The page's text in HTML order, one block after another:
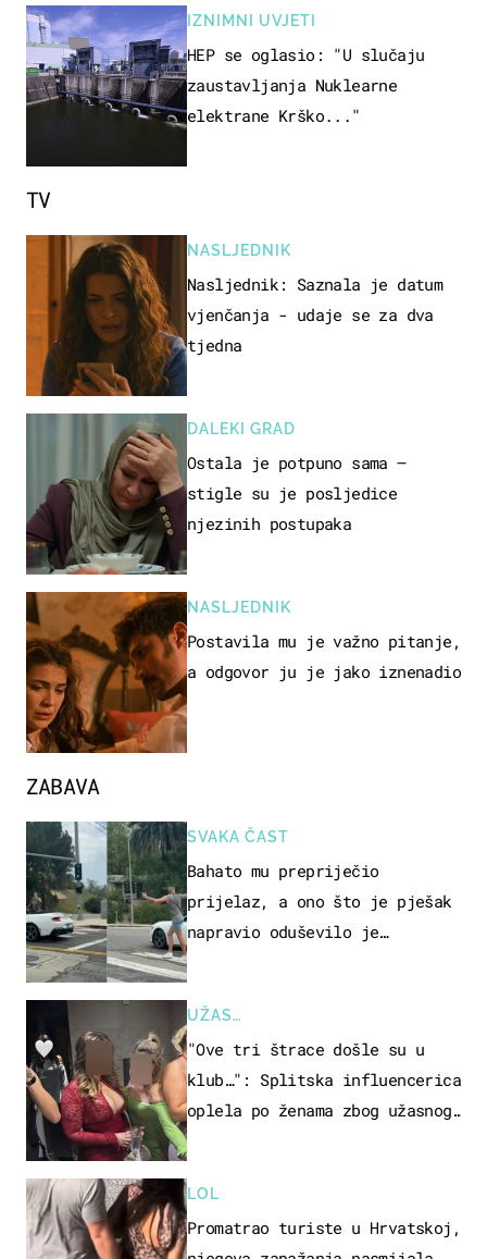
IZNIMNI UVJETI
HEP se oglasio: "U slučaju
zaustavljanja Nuklearne
elektrane Krško..."
ZABAVA
SVAKA ČAST
Bahato mu prepriječio
prijelaz, a ono što je pješak
napravio oduševilo je
UŽAS…
"Ove tri štrace došle su u
klub…": Splitska influencerica
oplela po ženama zbog užasnog
LOL
Promatrao turiste u Hrvatskoj,
TV
NASLJEDNIK
Nasljednik: Saznala je datum
vjenčanja - udaje se za dva
tjedna
DALEKI GRAD
Ostala je potpuno sama –
stigle su je posljedice
njezinih postupaka
NASLJEDNIK
Postavila mu je važno pitanje,
a odgovor ju je jako iznenadio